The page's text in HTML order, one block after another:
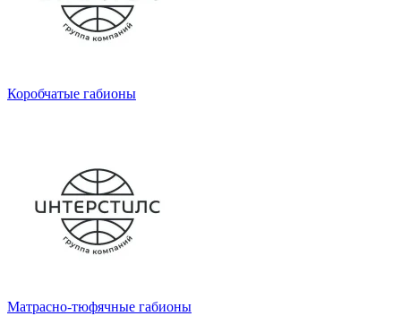
Коробчатые габионы
Матрасно-тюфячные габионы